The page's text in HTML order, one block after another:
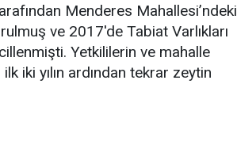
Menderes Mahallesi’ndeki
ve 2017'de Tabiat Varlıkları
Yetkililerin ve mahalle
iki yılın ardından tekrar zeytin